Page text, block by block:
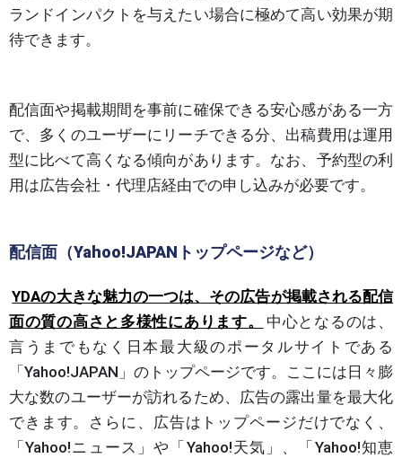
ランドインパクトを与えたい場合に極めて高い効果が期
待できます。
配信面や掲載期間を事前に確保できる安心感がある一方
で、多くのユーザーにリーチできる分、出稿費用は運用
型に比べて高くなる傾向があります。なお、予約型の利
用は広告会社・代理店経由での申し込みが必要です。
配信面（Yahoo!JAPANトップページなど）
YDAの大きな魅力の一つは、その広告が掲載される配信
面の質の高さと多様性にあります。
中心となるのは、
言うまでもなく日本最大級のポータルサイトである
「Yahoo!JAPAN」のトップページです。ここには日々膨
大な数のユーザーが訪れるため、広告の露出量を最大化
できます。さらに、広告はトップページだけでなく、
「Yahoo!ニュース」や「Yahoo!天気」、「Yahoo!知恵